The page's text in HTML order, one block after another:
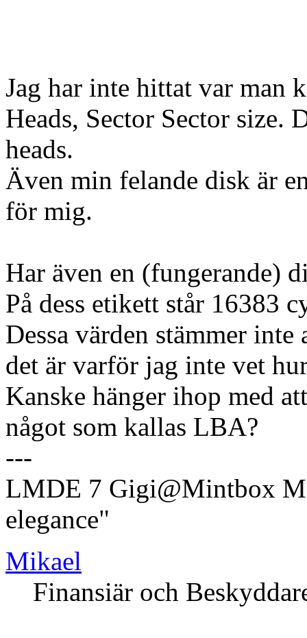
Jag har inte hittat var man
Heads, Sector Sector size.
heads.
Även min felande disk är
för mig.
Har även en (fungerande)
På dess etikett står 16383
Dessa värden stämmer
det är varför jag inte vet
Kanske hänger ihop med
något som kallas LBA?
---
LMDE 7 Gigi@Mintbox
elegance"
Mikael
Finansiär och